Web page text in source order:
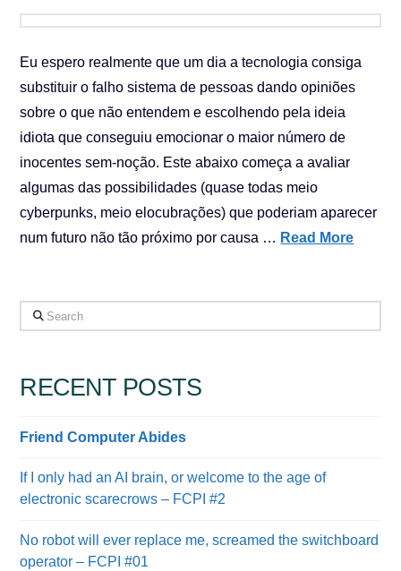
Eu espero realmente que um dia a tecnologia consiga
substituir o falho sistema de pessoas dando opiniões
sobre o que não entendem e escolhendo pela ideia
idiota que conseguiu emocionar o maior número de
inocentes sem-noção. Este abaixo começa a avaliar
algumas das possibilidades (quase todas meio
cyberpunks, meio elocubrações) que poderiam aparecer
num futuro não tão próximo por causa … Read More
Search
RECENT POSTS
Friend Computer Abides
If I only had an AI brain, or welcome to the age of
electronic scarecrows – FCPI #2
No robot will ever replace me, screamed the switchboard
operator – FCPI #01